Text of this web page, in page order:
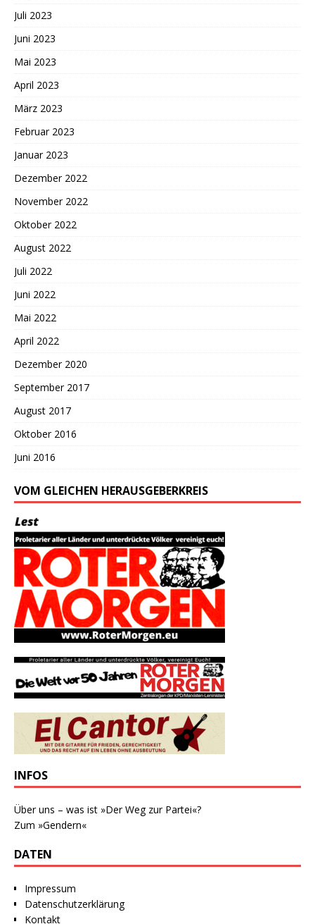
Juli 2023
Juni 2023
Mai 2023
April 2023
März 2023
Februar 2023
Januar 2023
Dezember 2022
November 2022
Oktober 2022
August 2022
Juli 2022
Juni 2022
Mai 2022
April 2022
Dezember 2020
September 2017
August 2017
Oktober 2016
Juni 2016
VOM GLEICHEN HERAUSGEBERKREIS
INFOS
Über uns – was ist »Der Weg zur Partei«?
Zum »Gendern«
DATEN
Impressum
Datenschutzerklärung
Kontakt